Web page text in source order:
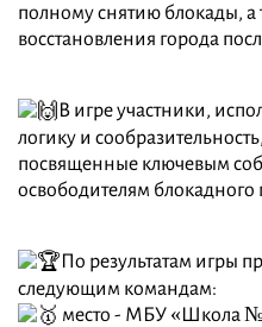
полному снятию блокады, а
восстановления города
В игре участники,
логику и
посвященные ключевым
освободителям блокадного
По результатам игры
следующим командам:
место - МБУ «Школа №